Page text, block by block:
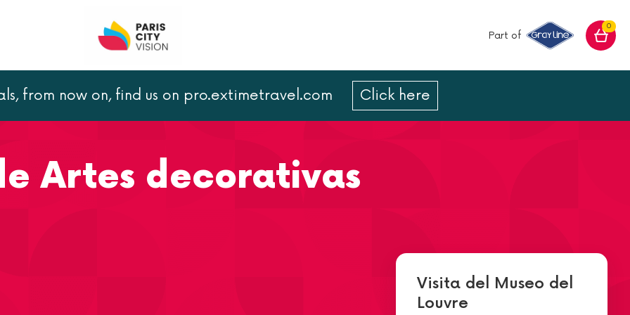
Part of
0
from now on, find us on pro.extimetravel.com Click here
Departamento de Artes decorativas
Artes decorativas
Visita del Museo del
Louvre